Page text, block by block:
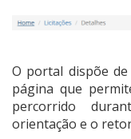
O portal dispõe
página que
percorrido
orientação e o